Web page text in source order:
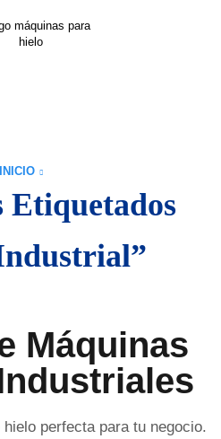
INICIO
Etiquetados
Máquinas
perfecta para tu negocio.